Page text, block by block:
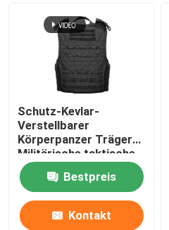
Schutz-Kevlar-
Verstellbarer
Körperpanzer Träger
Militärische taktische
kugelsichere Weste mit
NIJ IIIA Bestpreis
Kontakt